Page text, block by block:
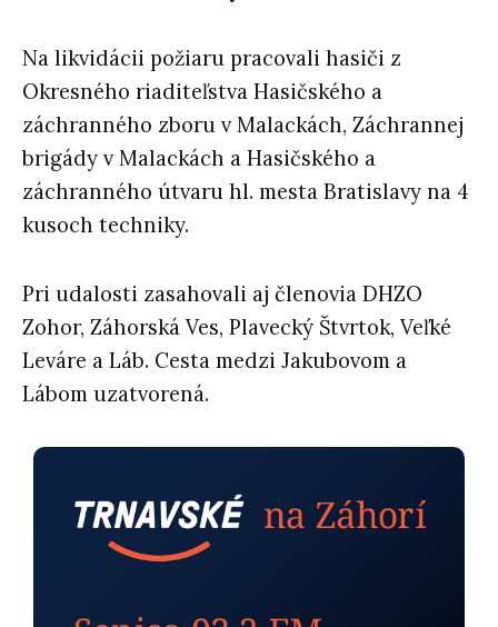
Na likvidácii požiaru pracovali hasiči z
Okresného riaditeľstva Hasičského a
záchranného zboru v Malackách, Záchrannej
brigády v Malackách a Hasičského a
záchranného útvaru hl. mesta Bratislavy na 4
kusoch techniky.
Pri udalosti zasahovali aj členovia DHZO
Zohor, Záhorská Ves, Plavecký Štvrtok, Veľké
Leváre a Láb. Cesta medzi Jakubovom a
Lábom uzatvorená.